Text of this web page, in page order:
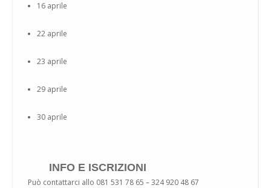
16 aprile
22 aprile
23 aprile
29 aprile
30 aprile
INFO E ISCRIZIONI
Può contattarci allo 081 531 78 65 – 324 920 48 67